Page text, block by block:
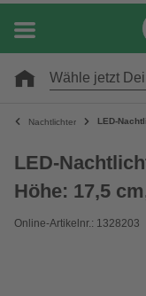
Wähle jetzt
Nachtlichter LED-
LED-
Höhe: 17,5
Online-Artikelnr.: 1328203